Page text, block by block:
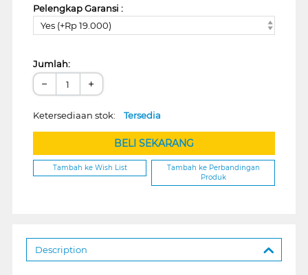
Pelengkap Garansi :
Yes (+Rp 19.000)
Jumlah:
− +
Ketersediaan stok: Tersedia
BELI SEKARANG
Tambah ke Wish List
Tambah ke Perbandingan
Produk
Description